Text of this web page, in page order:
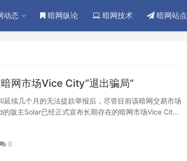
动态 暗网纵论 暗网技术 暗网站点
网市场Vice City”退出骗局“
续几个月的无法提款举报后，尽管目前该暗网交易市场
版主Solar已经正式宣布长期存在的暗网市场Vice City
0